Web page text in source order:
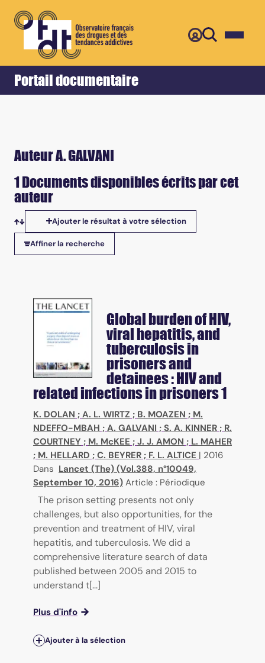
Portail documentaire
Accueil Retour
Auteur A. GALVANI
1 Documents disponibles écrits par cet
auteur
Tris disponibles
Ajouter le résultat à votre sélection
Affiner la recherche
Global burden of HIV,
viral hepatitis, and
tuberculosis in
prisoners and
detainees : HIV and
related infections in prisoners 1
K. DOLAN ; A. L. WIRTZ ; B. MOAZEN ; M.
NDEFFO-MBAH ; A. GALVANI ; S. A. KINNER ; R.
COURTNEY ; M. McKEE ; J. J. AMON ; L. MAHER
; M. HELLARD ; C. BEYRER ; F. L. ALTICE | 2016
Dans Lancet (The) (Vol.388, n°10049,
September 10, 2016) Article : Périodique
The prison setting presents not only
challenges, but also opportunities, for the
prevention and treatment of HIV, viral
hepatitis, and tuberculosis. We did a
comprehensive literature search of data
published between 2005 and 2015 to
understand t[...]
Plus d'info
Ajouter à la sélection